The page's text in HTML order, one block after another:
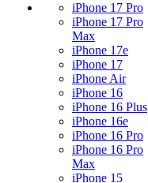
iPhone 17 Pro
iPhone 17 Pro
Max
iPhone 17e
iPhone 17
iPhone Air
iPhone 16
iPhone 16 Plus
iPhone 16e
iPhone 16 Pro
iPhone 16 Pro
Max
iPhone 15